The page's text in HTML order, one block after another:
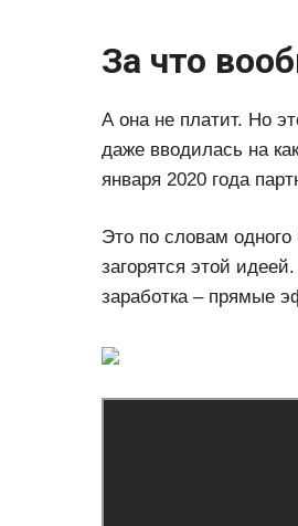
За что
А она не платит. Но
даже вводилась на
января 2020 года
Это по словам
загорятся этой
заработка – прямые